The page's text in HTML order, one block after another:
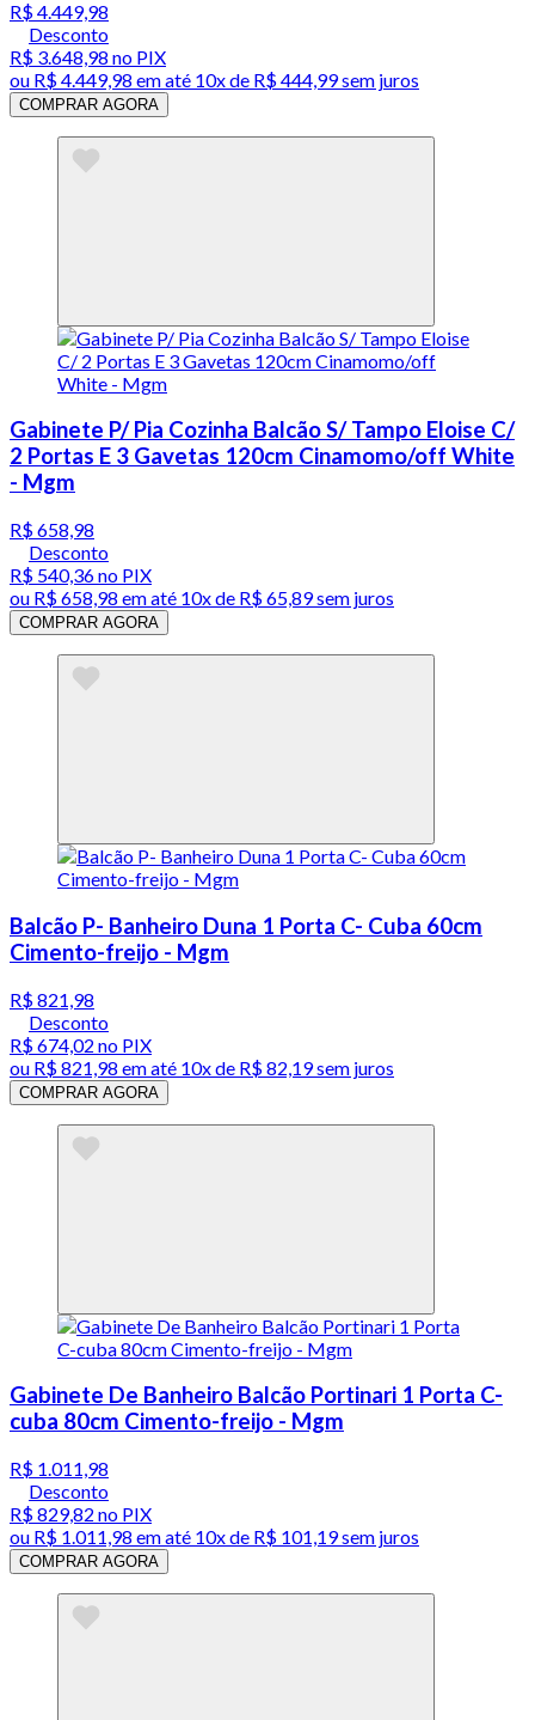
R$ 4.449,98
Desconto
R$ 3.648,98 no PIX
ou R$ 4.449,98 em até 10x de R$ 444,99 sem juros
COMPRAR AGORA
Gabinete P/ Pia Cozinha Balcão S/ Tampo Eloise C/
2 Portas E 3 Gavetas 120cm Cinamomo/off White
- Mgm
R$ 658,98
Desconto
R$ 540,36no PIX
ou R$ 658,98 em até 10x de R$ 65,89 sem juros
COMPRAR AGORA
Balcão P- Banheiro Duna 1 Porta C- Cuba 60cm
Cimento-freijo - Mgm
R$ 821,98
Desconto
R$ 674,02 no PIX
ou R$ 821,98 em até 10x de R$ 82,19 sem juros
COMPRAR AGORA
Gabinete De Banheiro Balcão Portinari 1 Porta C-
cuba 80cm Cimento-freijo - Mgm
R$ 1.011,98
Desconto
R$ 829,82 no PIX
ou R$ 1.011,98 em até 10x de R$ 101,19 sem juros
COMPRAR AGORA